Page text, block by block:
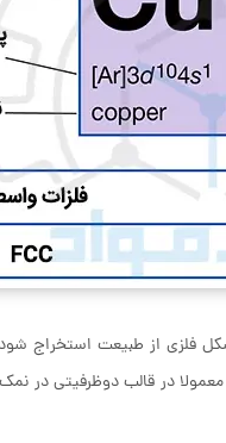
از طبیعت استخراج
در قالب دوظرفیتی در